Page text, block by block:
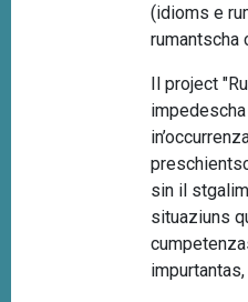
(idioms e
rumantscha
Il project
sin il
situaziuns